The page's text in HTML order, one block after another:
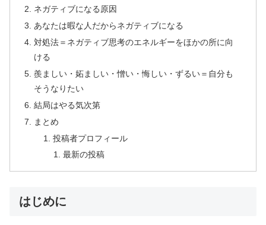
ネガティブになる原因
あなたは暇な人だからネガティブになる
対処法＝ネガティブ思考のエネルギーをほかの所に向
ける
羨ましい・妬ましい・憎い・悔しい・ずるい＝自分も
そうなりたい
結局はやる気次第
まとめ
投稿者プロフィール
最新の投稿
はじめに